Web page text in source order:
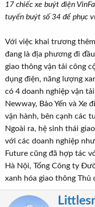
17 chiếc xe buýt điện
tuyến buýt số 34 để phục
Với việc khai trương
đang là địa phương đi
giao thông vận tải công
dụng điện, năng lượng
có 4 doanh nghiệp vận
Newway, Bảo Yến và Xe
vận hành, bên cạnh các
Ngoài ra, hệ sinh thái
với các doanh nghiệp
Future cũng đã hợp tác
Hà Nội, Tổng Công ty
xanh hóa giao thông Thủ